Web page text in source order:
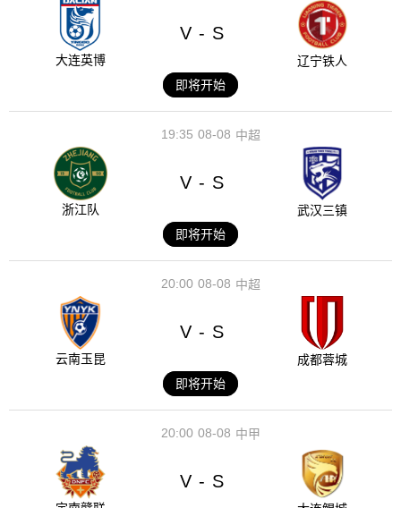
大连英博
V - S
辽宁铁人
即将开始
08-08
19:35 中超
浙江队
V - S
武汉三镇
即将开始
08-08
20:00 中超
云南玉昆
V - S
成都蓉城
即将开始
08-08
20:00 中甲
V - S